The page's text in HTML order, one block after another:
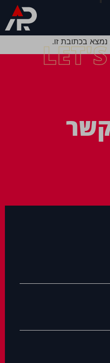
בכתובת זו.